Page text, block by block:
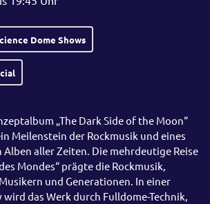
Dome Shows
„The Dark Side of the Moon“
Meilenstein der Rockmusik und eines
aller Zeiten. Die mehrdeutige Reise
Mondes“ prägte die Rockmusik,
und Generationen. In einer
das Werk durch Fulldome-Technik,